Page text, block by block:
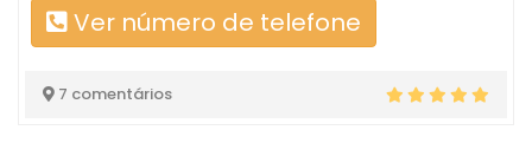
Ver número de telefone
7 comentários